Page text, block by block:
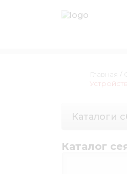
Главная /
Каталоги
Каталог